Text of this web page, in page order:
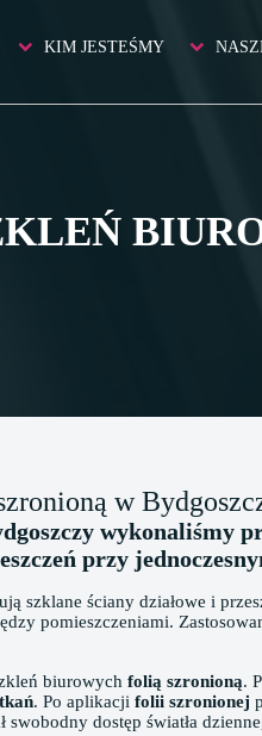
KIM JESTEŚMY
w
wykonaliśmy
przy
szklane ściany działowe i
pomieszczeniami.
biurowych folią szronioną.
. Po aplikacji folii szronionej
swobodny dostęp światła